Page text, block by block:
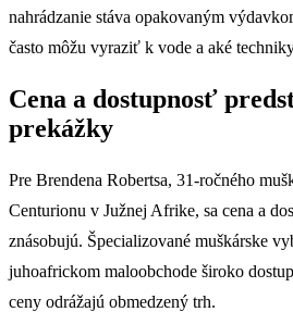
nahrádzanie stáva opakovaným
často môžu vyraziť k vode a aké
Cena a dostupnosť
prekážky
Pre Brendena Robertsa, 31-ročného
Centurionu v Južnej Afrike, sa cena a
znásobujú. Špecializované muškárske
juhoafrickom maloobchode široko
ceny odrážajú obmedzený trh.